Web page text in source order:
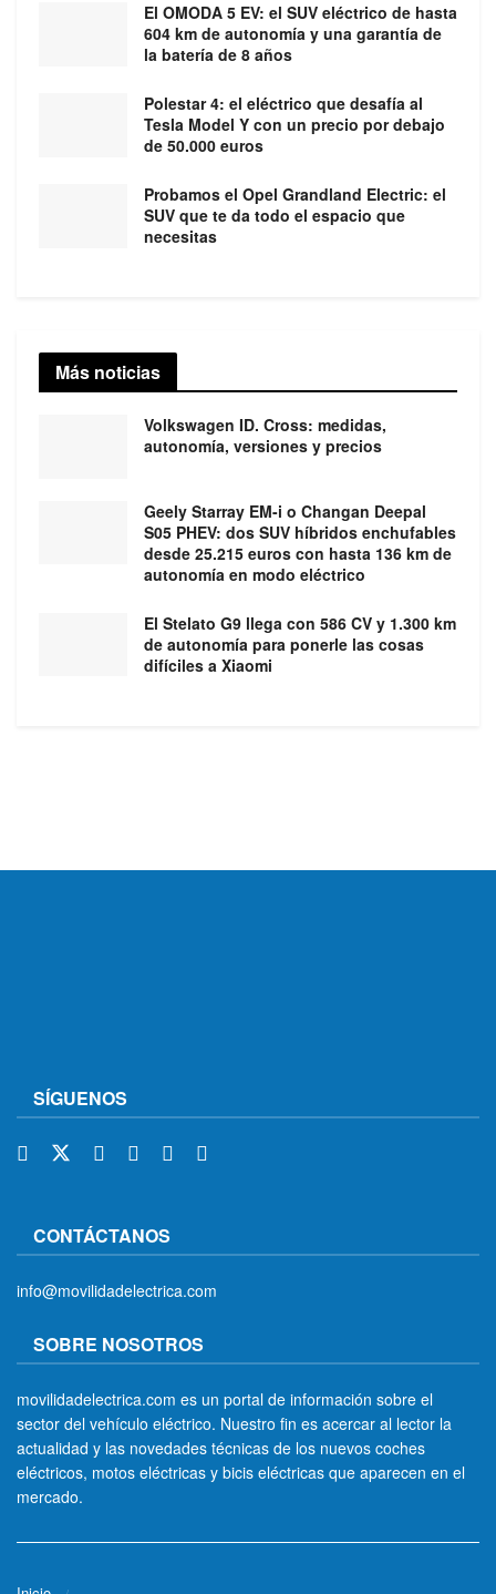
El OMODA 5 EV: el SUV eléctrico de hasta
604 km de autonomía y una garantía de
la batería de 8 años
Polestar 4: el eléctrico que desafía al
Tesla Model Y con un precio por debajo
de 50.000 euros
Probamos el Opel Grandland Electric: el
SUV que te da todo el espacio que
necesitas
Más noticias
Volkswagen ID. Cross: medidas,
autonomía, versiones y precios
Geely Starray EM-i o Changan Deepal
S05 PHEV: dos SUV híbridos enchufables
desde 25.215 euros con hasta 136 km de
autonomía en modo eléctrico
El Stelato G9 llega con 586 CV y 1.300 km
de autonomía para ponerle las cosas
difíciles a Xiaomi
SÍGUENOS
CONTÁCTANOS
info@movilidadelectrica.com
SOBRE NOSOTROS
movilidadelectrica.com es un portal de información sobre el
sector del vehículo eléctrico. Nuestro fin es acercar al lector la
actualidad y las novedades técnicas de los nuevos coches
eléctricos, motos eléctricas y bicis eléctricas que aparecen en el
mercado.